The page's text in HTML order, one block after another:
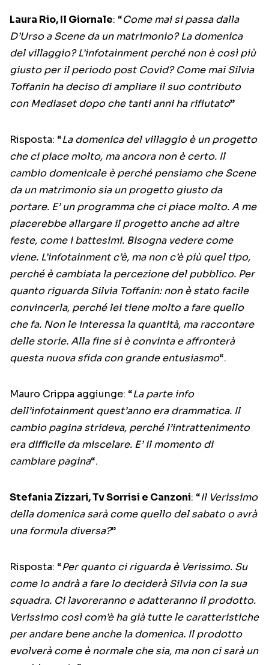
Laura Rio, Il Giornale: “Come mai si passa dalla
D’Urso a Scene da un matrimonio? La domenica
del villaggio? L’infotainment perché non è così più
giusto per il periodo post Covid? Come mai Silvia
Toffanin ha deciso di ampliare il suo contributo
con Mediaset dopo che tanti anni ha rifiutato”
Risposta: “La domenica del villaggio è un progetto
che ci piace molto, ma ancora non è certo. Il
cambio domenicale è perché pensiamo che Scene
da un matrimonio sia un progetto giusto da
portare. E’ un programma che ci piace molto. A me
piacerebbe allargare il progetto anche ad altre
feste, come i battesimi. Bisogna vedere come
viene. L’infotainment c’è, ma non c’è più quel tipo,
perché è cambiata la percezione del pubblico. Per
quanto riguarda Silvia Toffanin: non è stato facile
convincerla, perché lei tiene molto a fare quello
che fa. Non le interessa la quantità, ma raccontare
delle storie. Alla fine si è convinta e affronterà
questa nuova sfida con grande entusiasmo“.
Mauro Crippa aggiunge: “La parte info
dell’infotainment quest’anno era drammatica. Il
cambio pagina strideva, perché l’intrattenimento
era difficile da miscelare. E’ il momento di
cambiare pagina“.
Stefania Zizzari, Tv Sorrisi e Canzoni: “Il Verissimo
della domenica sarà come quello del sabato o avrà
una formula diversa?”
Risposta: “Per quanto ci riguarda è Verissimo. Su
come lo andrà a fare lo deciderà Silvia con la sua
squadra. Ci lavoreranno e adatteranno il prodotto.
Verissimo così com’è ha già tutte le caratteristiche
per andare bene anche la domenica. Il prodotto
evolverà come è normale che sia, ma non ci sarà un